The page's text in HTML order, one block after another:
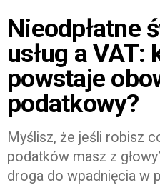
Nieodpłatne
usług a VAT:
powstaje
podatkowy?
Myślisz, że jeśli robisz
podatków masz z
droga do wpadnięcia w